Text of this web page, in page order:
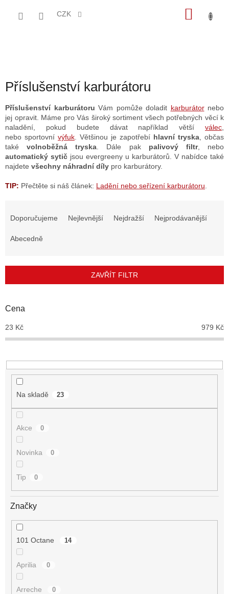
CZK
Příslušenství karburátoru
Příslušenství karburátoru Vám pomůže doladit karburátornebo
jej opravit. Máme pro Vás široký sortiment všech potřebných věcí k
naladění, pokud budete dávat například větší
válec
nebo sportovní výfuk . Většinou je zapotřebí hlavní tryska , občas
takévolnoběžná tryska . Dále pak palivový filtr, nebo
automatický sytič jsou evergreeny u karburátorů. V nabídce také
najdete všechny náhradní díly pro karburátory.
TIP: Přečtěte si náš článek: Ladění nebo seřízení karburátoru
r
d
k
t
Doporučujeme Nejlevnější Nejdražší Nejprodávanější
Abecedně
ZAVŘÍT FILTR
Cena
23 Kč 979 Kč
Na skladě 23
Akce 0
Novinka 0
Tip 0
Značky
101 Octane 14
Aprilia 0
Arreche 0